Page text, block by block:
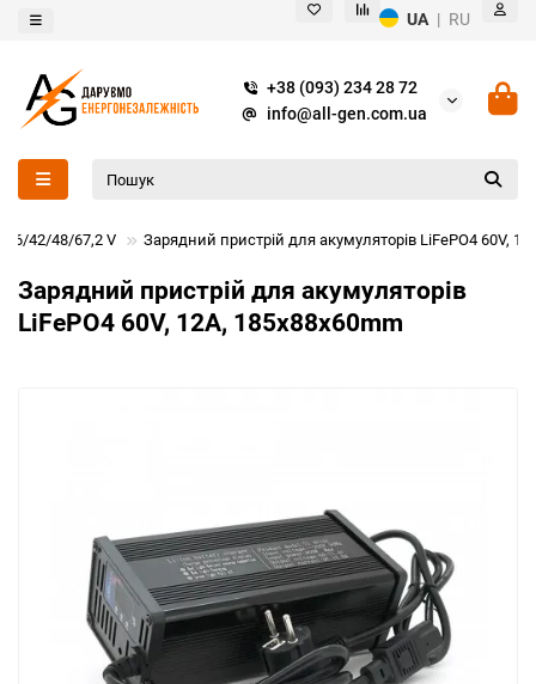
UA | RU
+38 (093) 234 28 72
info@all-gen.com.ua
36/42/48/67,2 V Зарядний пристрій для акумуляторів LiFePO4 60V,
Зарядний пристрій для акумуляторів
LiFePO4 60V, 12A, 185x88x60mm